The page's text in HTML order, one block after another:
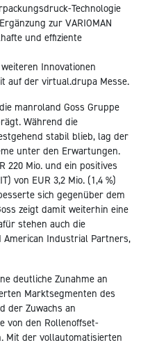
Technologie
zur VARIOMAN
und effiziente
weiteren Innovationen
auf der virtual.drupa Messe.
manroland Goss Gruppe
Während die
stabil blieb, lag der
unter den Erwartungen.
220 Mio. und ein positives
von EUR 3,2 Mio. (1,4 %)
sich gegenüber dem
zeigt damit weiterhin eine
stehen auch die
American Industrial Partners,
deutliche Zunahme an
Marktsegmenten des
der Zuwachs an
von den Rollenoffset-
Mit der vollautomatisierten